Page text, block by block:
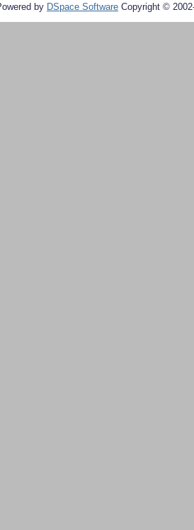
by DSpace Software Copyright ©